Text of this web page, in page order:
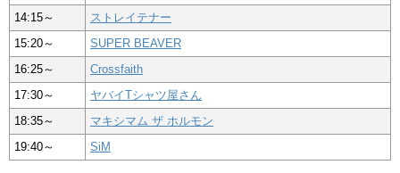
14:15～
ストレイテナー
15:20～
SUPER BEAVER
16:25～
Crossfaith
17:30～
ヤバイTシャツ屋さん
18:35～
マキシマム ザ ホルモン
19:40～
SiM